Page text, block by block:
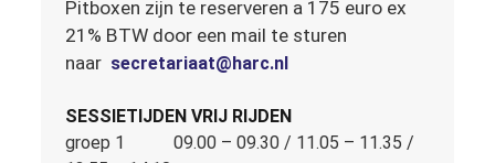
Pitboxen zijn te reserveren a 175 euro ex
21% BTW door een mail te sturen
naar secretariaat@harc.nl
SESSIETIJDEN VRIJ RIJDEN
groep 1 09.00 – 09.30 / 11.05 – 11.35 /